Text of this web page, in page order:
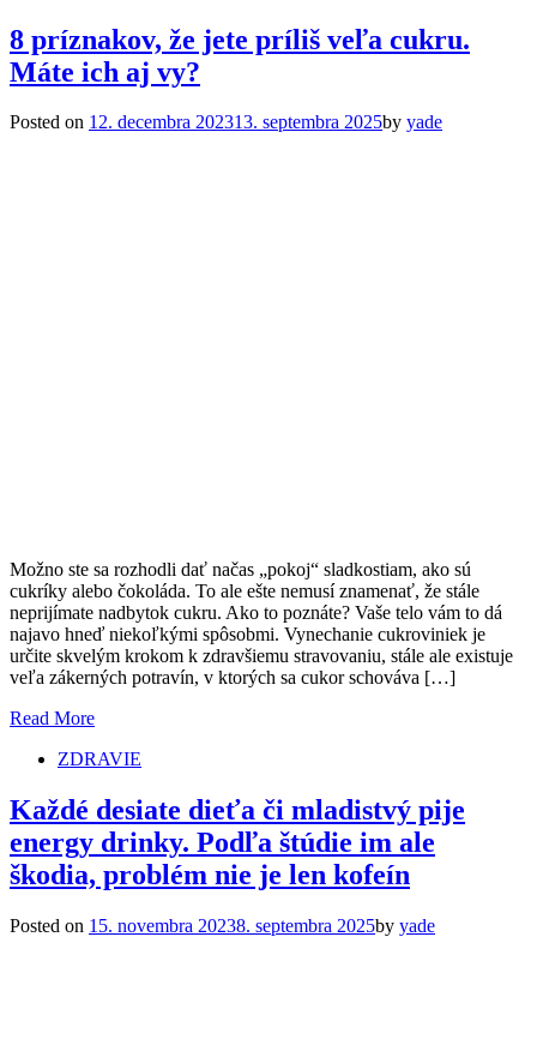
8 príznakov, že jete príliš veľa cukru.
Máte ich aj vy?
Posted on 12. decembra 202313. septembra 2025by yade
Možno ste sa rozhodli dať načas „pokoj“ sladkostiam, ako sú
cukríky alebo čokoláda. To ale ešte nemusí znamenať, že stále
neprijímate nadbytok cukru. Ako to poznáte? Vaše telo vám to dá
najavo hneď niekoľkými spôsobmi. Vynechanie cukroviniek je
určite skvelým krokom k zdravšiemu stravovaniu, stále ale existuje
veľa zákerných potravín, v ktorých sa cukor schováva […]
Read More
ZDRAVIE
Každé desiate dieťa či mladistvý pije
energy drinky. Podľa štúdie im ale
škodia, problém nie je len kofeín
Posted on 15. novembra 20238. septembra 2025by yade